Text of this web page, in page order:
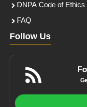
DNPA Code of Ethics
FAQ
Follow Us